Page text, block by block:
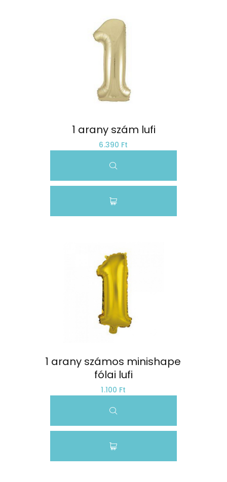
1 arany szám lufi
6.390 Ft
1 arany számos minishape
fólai lufi
1.100 Ft